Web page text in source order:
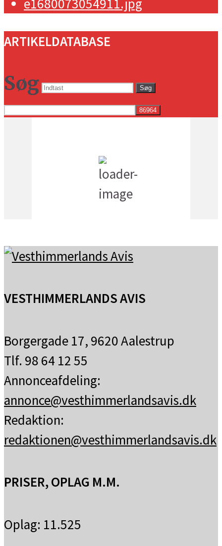
ARTIKELDATABASE
Søg Søg
klar himmel
VESTHIMMERLANDS AVIS
Borgergade 17, 9620 Aalestrup
Tlf. 98 64 12 55
Annonceafdeling:
annonce@vesthimmerlandsavis.dk
Redaktion:
redaktionen@vesthimmerlandsavis.dk
PRISER, OPLAG M.M.
Oplag: 11.525